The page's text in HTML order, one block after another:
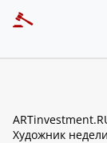
Художник